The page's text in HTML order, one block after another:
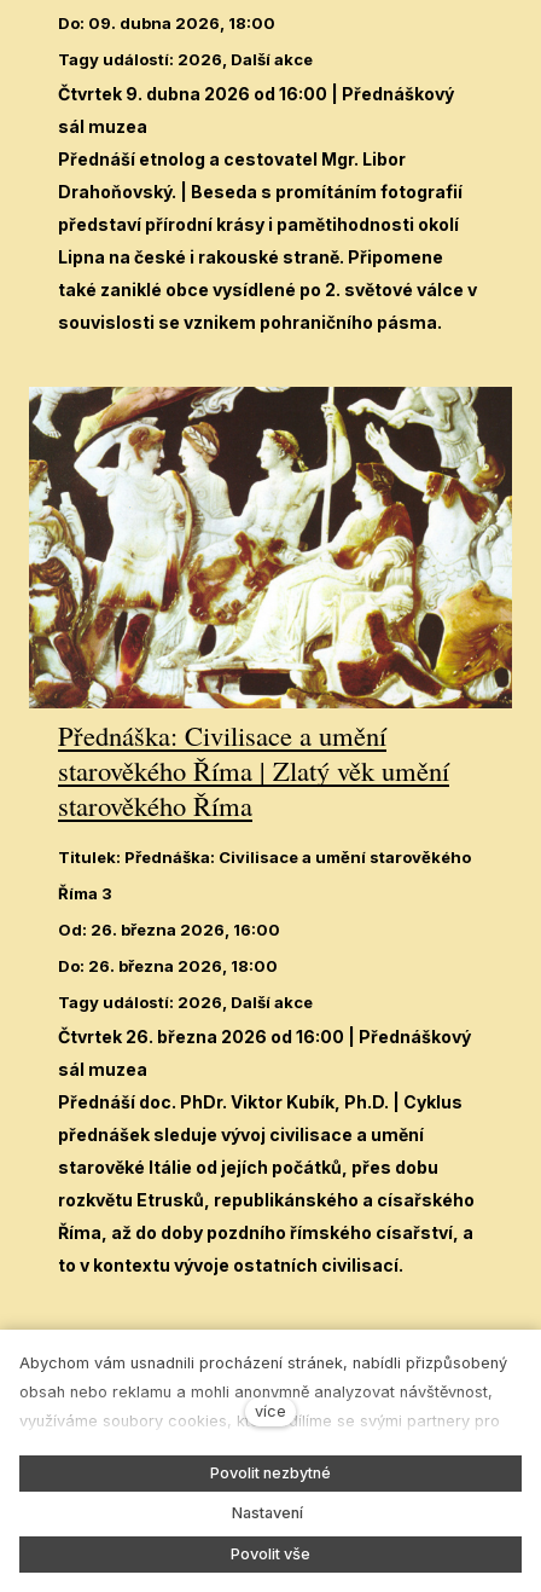
Do: 09. dubna 2026, 18:00
Tagy událostí: 2026, Další akce
Čtvrtek 9. dubna 2026 od 16:00 | Přednáškový
sál muzea
Přednáší etnolog a cestovatel Mgr. Libor
Drahoňovský. | Beseda s promítáním fotografií
představí přírodní krásy i pamětihodnosti okolí
Lipna na české i rakouské straně. Připomene
také zaniklé obce vysídlené po 2. světové válce v
souvislosti se vznikem pohraničního pásma.
Přednáška: Civilisace a umění
starověkého Říma | Zlatý věk umění
starověkého Říma
Titulek: Přednáška: Civilisace a umění starověkého
Říma 3
Od: 26. března 2026, 16:00
Do: 26. března 2026, 18:00
Tagy událostí: 2026, Další akce
Čtvrtek 26. března 2026 od 16:00
| Přednáškový
sál muzea
Přednáší doc. PhDr. Viktor Kubík, Ph.D. | Cyklus
přednášek sleduje vývoj civilisace a umění
starověké Itálie od jejích počátků, přes dobu
rozkvětu Etrusků, republikánského a císařského
Říma, až do doby pozdního římského císařství, a
to v kontextu vývoje ostatních civilisací.
Abychom vám usnadnili procházení stránek, nabídli přizpůsobený
obsah nebo reklamu a mohli anonymně analyzovat návštěvnost,
využíváme soubory cookies, které sdílíme se svými partnery pro
odkazem "Nastavení cookies" a kdykoliv jej můžete změnit v
patičce webu. Podrobnější informace najdete v našich Zásadách
ochrany osobních údajů a používání souborů cookies. Souhlasíte s
více
Povolit nezbytné
Nastavení
Povolit vše